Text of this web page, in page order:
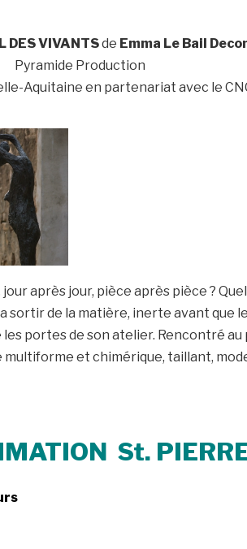
DES VIVANTSde Emma Le Bail
Pyramide Production
Aquitaine en partenariat avec le
après jour, pièce après pièce ?
sortir de la matière, inerte avant que
portes de son atelier. Rencontré
et chimérique, taillant,
St.